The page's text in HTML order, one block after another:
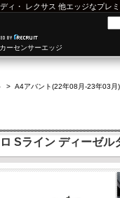
ィ ・ レクサス 他エッジなプレ
ーセンサーエッジ
> A4アバント(22年08月-23年03月)
Sライン ディーゼル